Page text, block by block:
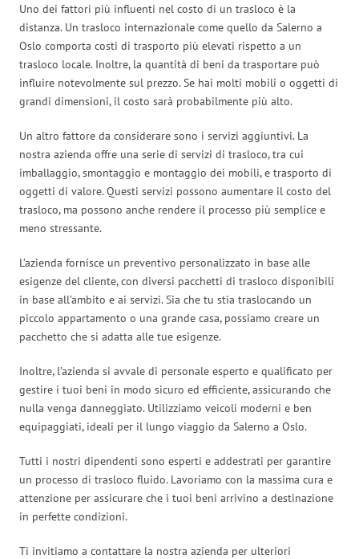
Uno dei fattori più influenti nel costo di un trasloco è la
distanza. Un trasloco internazionale come quello da Salerno a
Oslo comporta costi di trasporto più elevati rispetto a un
trasloco locale. Inoltre, la quantità di beni da trasportare può
influire notevolmente sul prezzo. Se hai molti mobili o oggetti di
grandi dimensioni, il costo sarà probabilmente più alto.
Un altro fattore da considerare sono i servizi aggiuntivi. La
nostra azienda offre una serie di servizi di trasloco, tra cui
imballaggio, smontaggio e montaggio dei mobili, e trasporto di
oggetti di valore. Questi servizi possono aumentare il costo del
trasloco, ma possono anche rendere il processo più semplice e
meno stressante.
L’azienda fornisce un preventivo personalizzato in base alle
esigenze del cliente, con diversi pacchetti di trasloco disponibili
in base all’ambito e ai servizi. Sia che tu stia traslocando un
piccolo appartamento o una grande casa, possiamo creare un
pacchetto che si adatta alle tue esigenze.
Inoltre, l’azienda si avvale di personale esperto e qualificato per
gestire i tuoi beni in modo sicuro ed efficiente, assicurando che
nulla venga danneggiato. Utilizziamo veicoli moderni e ben
equipaggiati, ideali per il lungo viaggio da Salerno a Oslo.
Tutti i nostri dipendenti sono esperti e addestrati per garantire
un processo di trasloco fluido. Lavoriamo con la massima cura e
attenzione per assicurare che i tuoi beni arrivino a destinazione
in perfette condizioni.
Ti invitiamo a contattare la nostra azienda per ulteriori